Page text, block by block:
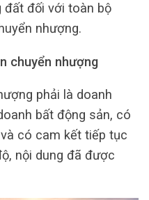
đất đối với toàn bộ
nhượng.
chuyển nhượng
phải là doanh
bất động sản, có
có cam kết tiếp tục
nội dung đã được